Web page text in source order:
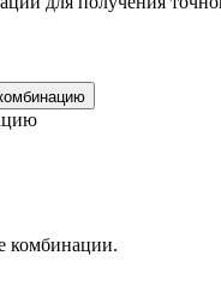
комбинации.